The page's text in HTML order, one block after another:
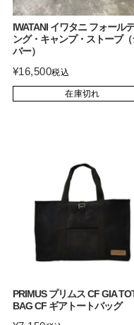
IWATANI イワタニ フォール
ング・キャンプ・ストーブ
バー）
¥16,500税込
在庫切れ
PRIMUS プリムス CF GIA
BAG CF ギアトートバッグ